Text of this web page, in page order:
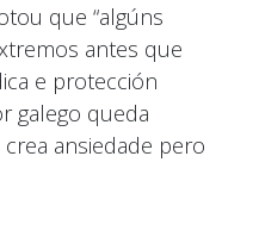
que “algúns
antes que
e protección
galego queda
ansiedade pero